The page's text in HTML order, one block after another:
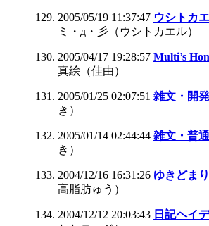
2005/05/19 11:37:47 ウシトカ
ミ・д・彡（ウシトカエル）
2005/04/17 19:28:57 Multi’s
真絵（佳由）
2005/01/25 02:07:51 雑文・開
き）
2005/01/14 02:44:44 雑文・普
き）
2004/12/16 16:31:26 ゆきどまり
高脂肪ゅう）
2004/12/12 20:03:43 日記ヘイ